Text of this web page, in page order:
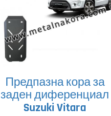
Предпазна кора за
заден диференциал
Suzuki Vitara